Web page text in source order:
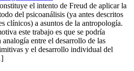
el intento de Freud de aplicar la
del psicoanálisis (ya antes descritos
clínicos) a asuntos de la antropología.
este trabajo es que se podría
analogía entre el desarrollo de las
y el desarrollo individual del